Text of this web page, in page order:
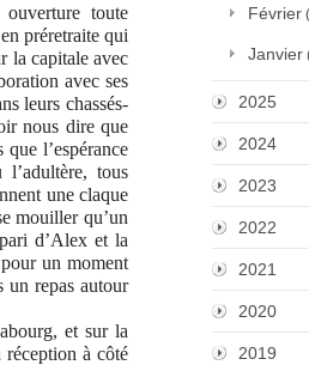
toute
préretraite qui
la capitale avec
avec ses
leurs chassés-
nous dire que
l’espérance
tous
une claque
mouiller qu’un
d’Alex et la
un moment
un repas autour
et sur la
à côté
Février
Janvier
2025
2024
2023
2022
2021
2020
2019